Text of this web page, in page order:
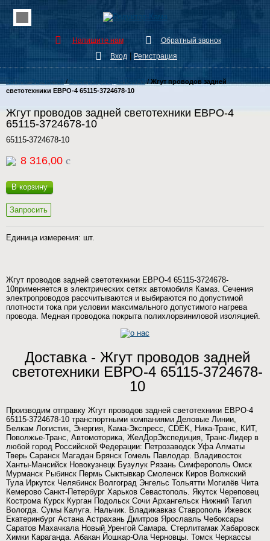
Напишите нам
Обратный звонок
Вход
Регистрация
Каталог Запчастей/Электропроводка КамАЗ/Жгут проводов задней
светотехники ЕВРО-4 65115-3724678-10
Жгут проводов задней светотехники ЕВРО-4
65115-3724678-10
65115-3724678-10
8 316,00 c
В корзину
Запросить
Единица измерения: шт.
Жгут проводов задней светотехники ЕВРО-4 65115-3724678-
10применяется в электрических сетях автомобиля Камаз. Сечения
электропроводов рассчитываются и выбираются по допустимой
плотности тока при условии максимального допустимого нагрева
провода. Медная проводока покрыта полихлорвиниловой изоляцией.
Доставка - Жгут проводов задней
светотехники ЕВРО-4 65115-3724678-
10
Производим отправку Жгут проводов задней светотехники ЕВРО-4
65115-3724678-10 транспортными компаниями Деловые Линии,
Белкам Логистик, Энергия, Кама-Экспресс, CDEK, Ника-Транс, КИТ,
Поволжье-Транс, Автомоторика, ЖелДорЭкспедиция, Транс-Лидер в
любой город Российской Федерации: Петрозаводск Уфа Алматы
Тверь Саранск Магадан Брянск Гомель Павлодар. Владивосток
Ханты-Мансийск Новокузнецк Бузулук Рязань Симферополь Омск
Мурманск Рыбинск Пермь Сыктывкар Смоленск Киров Волжский
Тула Иркутск Челябинск Волгоград Энгельс Тольятти Могилёв Чита
Кемерово Санкт-Петербург Харьков Севастополь. Якутск Череповец
Кострома Курск Курган Подольск Сочи Архангельск Нижний Тагил
Вологда. Сумы Калуга. Нальчик. Владикавказ Ставрополь Ижевск
Екатеринбург Астана Астрахань Дмитров Ярославль Чебоксары
Саратов Махачкала Новый Уренгой Самара. Стерлитамак Хабаровск
Химки Караганда. Абакан Йошкар-Ола Черновцы. Томск Черкассы